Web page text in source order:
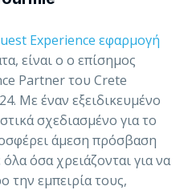
Experience εφαρμογή
είναι ο ο επίσημος
Partner του Crete
Με έναν εξειδικευμένο
σχεδιασμένο για το
άμεση πρόσβαση
όσα χρειάζονται για να
την εμπειρία τους,